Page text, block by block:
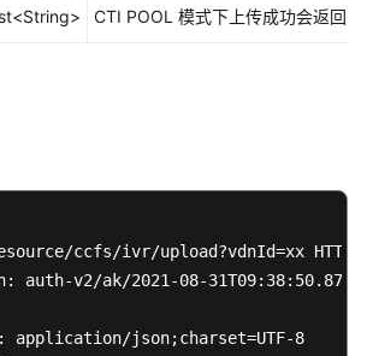
CTI POOL 模式下上传成功会返回
ccfs/ivr/upload?vdnId=xx
auth-v2/ak/2021-08-
application/json;charset=UTF-8